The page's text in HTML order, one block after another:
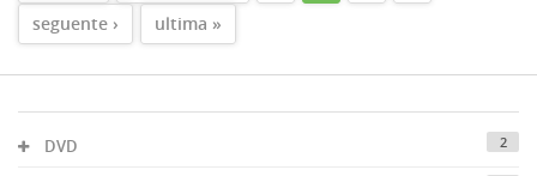
seguente ›
ultima »
DVD 2